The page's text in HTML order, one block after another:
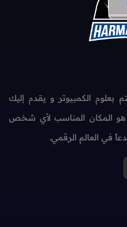
الكمبيوتر و يقدم إليك
المكان المناسب لأي شخص
في العالم الرقمي.